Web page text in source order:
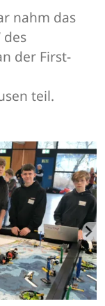
nahm das
des
der First-
teil.